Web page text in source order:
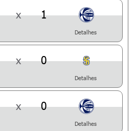
x 1
Detalhes
x 0
Detalhes
x 0
Detalhes